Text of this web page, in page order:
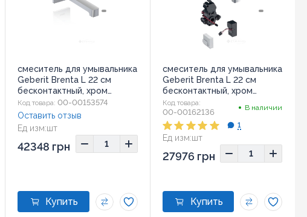
смеситель для умывальника
Geberit Brenta L 22 см
бесконтактный, хром
(116.296.21.1)
Код товара: 00-00153574
Ед изм:шт
Оставить отзыв
42348 грн
смеситель для умывальника
Geberit Brenta L 22 см
бесконтактный, хром
(116.292.21.1)
Код товара:
00-00162136 В наличии
Ед изм:шт
1
27976 грн